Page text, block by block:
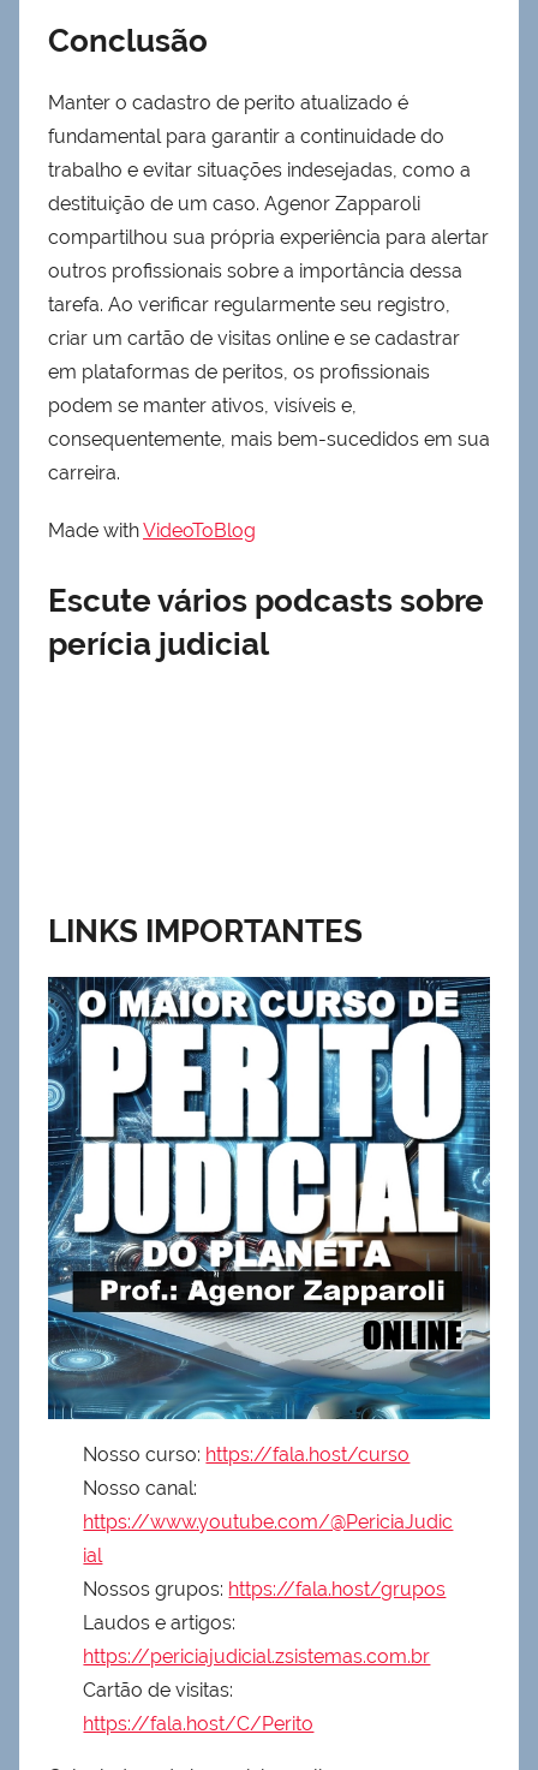
Conclusão
Manter o cadastro de perito atualizado é
fundamental para garantir a continuidade do
trabalho e evitar situações indesejadas, como a
destituição de um caso. Agenor Zapparoli
compartilhou sua própria experiência para alertar
outros profissionais sobre a importância dessa
tarefa. Ao verificar regularmente seu registro,
criar um cartão de visitas online e se cadastrar
em plataformas de peritos, os profissionais
podem se manter ativos, visíveis e,
consequentemente, mais bem-sucedidos em sua
carreira.
Made withVideoToBlog
Escute vários podcasts sobre
perícia judicial
LINKS IMPORTANTES
Nosso curso: https://fala.host/curso
Nosso canal:
https://www.youtube.com/@PericiaJudic
ial
Nossos grupos: https://fala.host/grupos
Laudos e artigos:
https://periciajudicial.zsistemas.com.br
Cartão de visitas:
https://fala.host/C/Perito